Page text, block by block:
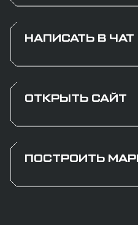
НАПИСАТЬ В ЧАТ
ОТКРЫТЬ САЙТ
ПОСТРОИТЬ